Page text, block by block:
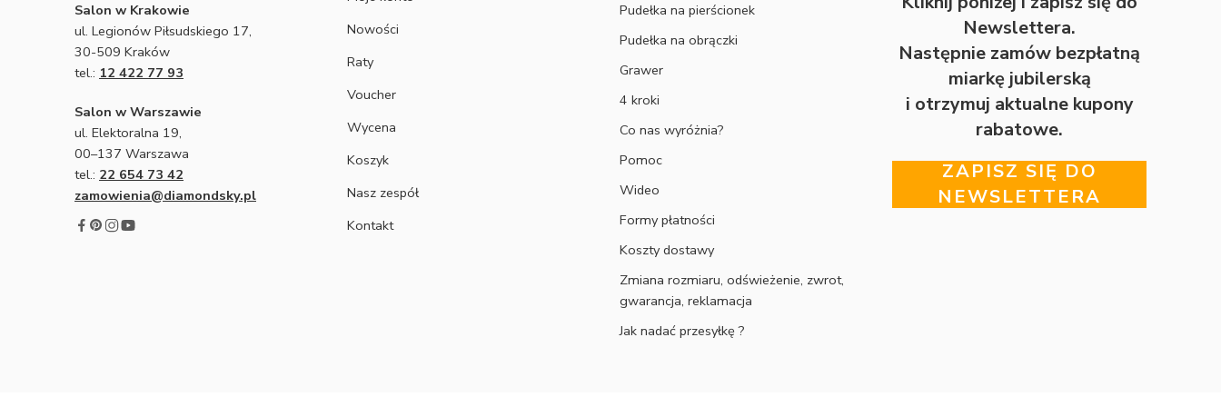
Salon w Krakowie
ul. Legionów Piłsudskiego 17,
30-509 Kraków
tel.: 12 422 77 93
Salon w Warszawie
ul. Elektoralna 19,
00–137 Warszawa
tel.: 22 654 73 42
zamowienia@diamondsky.pl
Nowości
Raty
Voucher
Wycena
Koszyk
Nasz zespół
Kontakt
Pudełka na pierścionek
Pudełka na obrączki
Grawer
4 kroki
Co nas wyróżnia?
Pomoc
Wideo
Formy płatności
Koszty dostawy
Zmiana rozmiaru, odświeżenie, zwrot,
gwarancja, reklamacja
Jak nadać przesyłkę ?
Newslettera.
Następnie zamów bezpłatną
miarkę jubilerską
i otrzymuj aktualne kupony
rabatowe.
ZAPISZ SIĘ DO
NEWSLETTERA